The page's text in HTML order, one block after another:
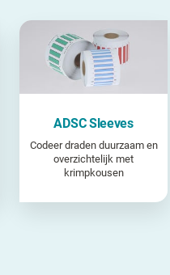
ADSC Sleeves
Codeer draden duurzaam en
overzichtelijk met
krimpkousen